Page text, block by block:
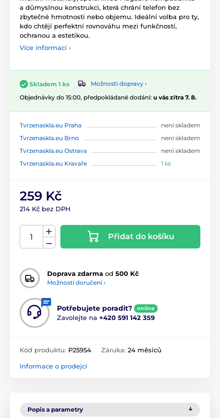
a důmyslnou konstrukci, která chrání telefon bez
zbytečné hmotnosti nebo objemu. Ideální volba pro ty,
kdo chtějí perfektní rovnováhu mezi funkčností,
ochranou a estetikou.
Více informací ›
Skladem 1 ks
Možnosti dopravy ›
Objednávky do 15:00, předpokládané dodání: u vás zítra 7. 8.
Tvrzenaskla.eu Praha
není skladem
Tvrzenaskla.eu Brno
není skladem
Tvrzenaskla.eu Ostrava
není skladem
Tvrzenaskla.eu Kravaře
1 ks
259 Kč
214 Kč bez DPH
Přidat do košíku
Doprava zdarma od 500 Kč
Možnosti doručení ›
Potřebujete poradit? online
Zavolejte na +420 591 142 359
Kód produktu: P25954 Záruka: 24 měsíců
Informace o prodejci
Popis a parametry